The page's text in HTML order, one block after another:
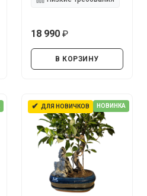
18 990
В КОРЗИНУ
✔ ДЛЯ НОВИЧКОВ НОВИНКА